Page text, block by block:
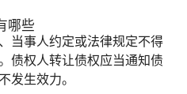
哪些
当事人约定或法律规定不得
债权人转让债权应当通知债
发生效力。